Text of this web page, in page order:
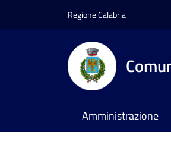
Regione Calabria
Amministrazione